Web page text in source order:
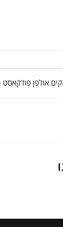
אולפן פודקאסט